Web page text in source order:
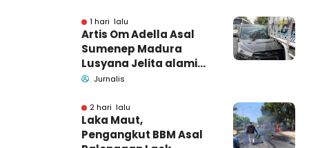
Barang Bukti
1 hari lalu
Artis Om Adella Asal
Sumenep Madura
Lusyana Jelita alami
kecelakaan di Wonogiri
Jurnalis
2 hari lalu
Laka Maut,
Pengangkut BBM Asal